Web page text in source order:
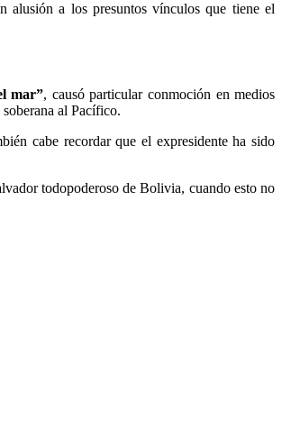
alusión a los presuntos vínculos que tiene el
mar”, causó particular conmoción en medios
al Pacífico.
cabe recordar que el expresidente ha sido
todopoderoso de Bolivia, cuando esto no